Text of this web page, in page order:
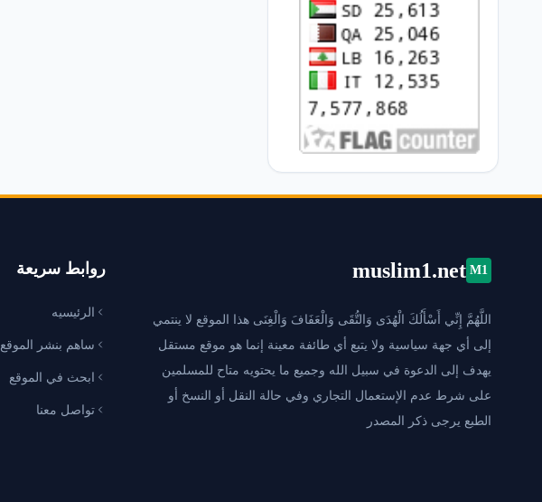
M1
muslim1.net
اللَّهُمَّ إِنِّي أَسْأَلُكَ الْهُدَى وَالتُّقَى وَالْعَفَافَ وَالْغِنَى هذا الموقع لا ينتمي
إلى أي جهة سياسية ولا يتبع أي طائفة معينة إنما هو موقع مستقل
يهدف إلى الدعوة في سبيل الله وجميع ما يحتويه متاح للمسلمين
على شرط عدم الإستعمال التجاري وفي حالة النقل أو النسخ أو
الطبع يرجى ذكر المصدر
روابط سريعة
الرئيسيه
ساهم بنشر الموقع
ابحث في الموقع
تواصل معنا